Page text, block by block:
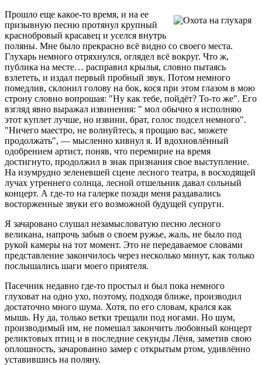
Прошло еще какое-то время, и на ее
призывную песню протянул крупный
краснобровый красавец и уселся внутрь
поляны. Мне было прекрасно всё видно со своего места.
Глухарь немного отряхнулся, оглядел всё вокруг. Что ж,
публика на месте… расправил крылья, словно пытаясь
взлететь, и издал первый пробный звук. Потом немного
помедлив, склонил голову на бок, кося при этом глазом в мою
строну словно вопрошая: "Ну как тебе, пойдёт? То-то же". Его
взгляд явно выражал извинения: " мол обычно я исполняю
этот куплет лучше, но извини, брат, голос подсел немного".
"Ничего маестро, не волнуйтесь, я прощаю вас, можете
продолжать", — мысленно кивнул я. И вдохновлённый
одобрением артист, поняв, что перемирие на время
достигнуто, продолжил в знак признания свое выступление.
На изумрудно зеленевшей сцене лесного театра, в восходящей
лучах утреннего солнца, лесной отшельник давал сольный
концерт. А где-то на галерке позади меня раздавались
восторженные звуки его возможной будущей супруги.
Я зачаровано слушал незамысловатую песню лесного
великана, напрочь забыв о своем ружье, жаль, не было под
рукой камеры на тот момент. Это не передаваемое словами
представление закончилось через несколько минут, как только
послышались шаги моего приятеля.
Пасечник недавно где-то простыл и был пока немного
глуховат на одно ухо, поэтому, подходя ближе, производил
достаточно много шума. Хотя, по его словам, крался как
мышь. Ну да, только ветки трещали под ногами. Но шум,
производимый им, не помешал закончить любовный концерт
реликтовых птиц и в последние секунды Лёня, заметив свою
оплошность, зачарованно замер с открытым ртом, удивлённо
уставившись на поляну.